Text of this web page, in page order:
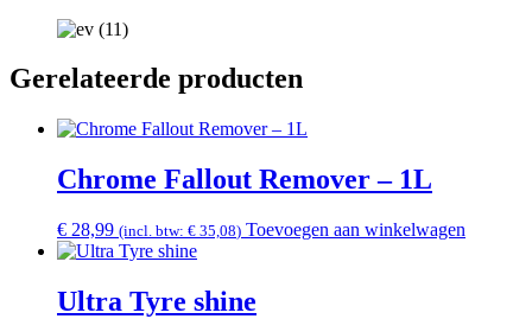
Gerelateerde producten
Chrome Fallout Remover – 1L
€ 28,99 (incl. btw: € 35,08) Toevoegen aan winkelwagen
Ultra Tyre shine